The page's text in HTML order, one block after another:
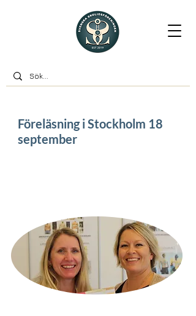
Föreläsning i Stockholm 18
september